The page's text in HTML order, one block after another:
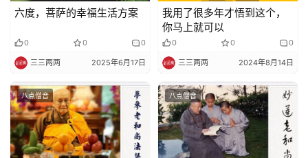
录
佛
教
艺
术
政
策
六度，菩萨的幸福生活方案
0 0 0
三三两两 2025年6月17日
我用了很多年才悟到这个，
你马上就可以
0 0 0
三三两两 2024年8月14日
八点僧音 八点僧音